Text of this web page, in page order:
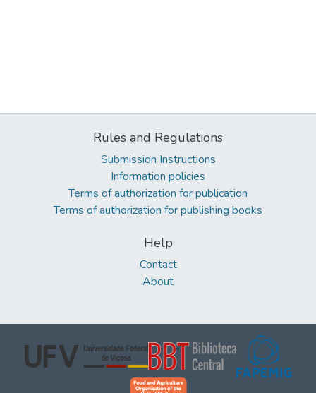
Rules and Regulations
Submission Instructions
Information policies
Terms of authorization for publication
Terms of authorization for publishing books
Help
Contact
About